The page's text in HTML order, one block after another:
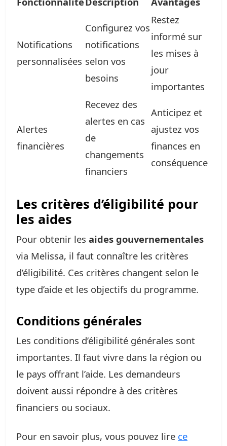
Notifications
personnalisées
Configurez vos
notifications
selon vos
besoins
Restez
informé sur
les mises à
jour
importantes
Alertes
financières
Recevez des
alertes en cas
de
changements
financiers
Anticipez et
ajustez vos
finances en
conséquence
Les critères d’éligibilité pour
les aides
Pour obtenir les aides gouvernementales
via Melissa, il faut connaître les critères
d’éligibilité. Ces critères changent selon le
type d’aide et les objectifs du programme.
Conditions générales
Les conditions d’éligibilité générales sont
importantes. Il faut vivre dans la région ou
le pays offrant l’aide. Les demandeurs
doivent aussi répondre à des critères
financiers ou sociaux.
Pour en savoir plus, vous pouvez lire ce